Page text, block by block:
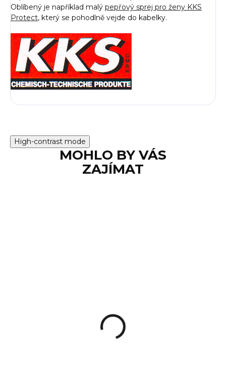
Oblíbený je například malý pepřový sprej pro ženy KKS
Protect, který se pohodlně vejde do kabelky.
High-contrast mode
MOHLO BY VÁS
ZAJÍMAT
VESK Grizzly 400 ml